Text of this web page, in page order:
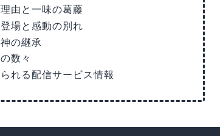
由と一味の葛藤
場と感動の別れ
の継承
数々
れる配信サービス情報